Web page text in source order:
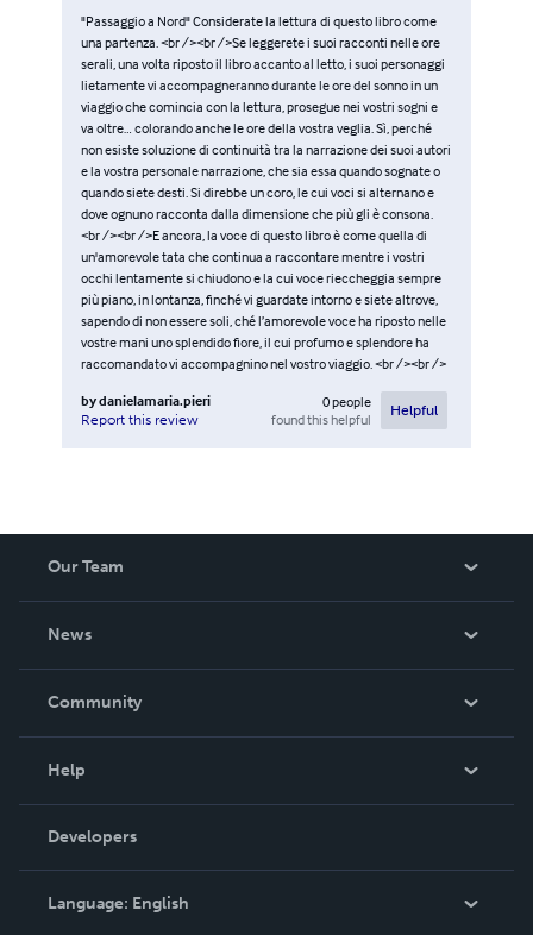
"Passaggio a Nord" Considerate la lettura di questo libro come
una partenza. <br /><br />Se leggerete i suoi racconti nelle ore
serali, una volta riposto il libro accanto al letto, i suoi personaggi
lietamente vi accompagneranno durante le ore del sonno in un
viaggio che comincia con la lettura, prosegue nei vostri sogni e
va oltre… colorando anche le ore della vostra veglia. Sì, perché
non esiste soluzione di continuità tra la narrazione dei suoi autori
e la vostra personale narrazione, che sia essa quando sognate o
quando siete desti. Si direbbe un coro, le cui voci si alternano e
dove ognuno racconta dalla dimensione che più gli è consona.
<br /><br />E ancora, la voce di questo libro è come quella di
un'amorevole tata che continua a raccontare mentre i vostri
occhi lentamente si chiudono e la cui voce rieccheggia sempre
più piano, in lontanza, finché vi guardate intorno e siete altrove,
sapendo di non essere soli, ché l’amorevole voce ha riposto nelle
vostre mani uno splendido fiore, il cui profumo e splendore ha
raccomandato vi accompagnino nel vostro viaggio. <br /><br />
bydanielamaria.pieri
Report this review
0people
found this helpful
Helpful
Our Team
News
In The News
Community
Podcast
Help
Order Lookup
Knowledge Base
Contact Support
Developers
Language: English